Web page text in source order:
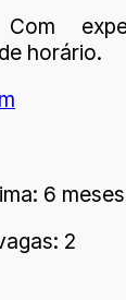
Com
horário.
6 meses
2